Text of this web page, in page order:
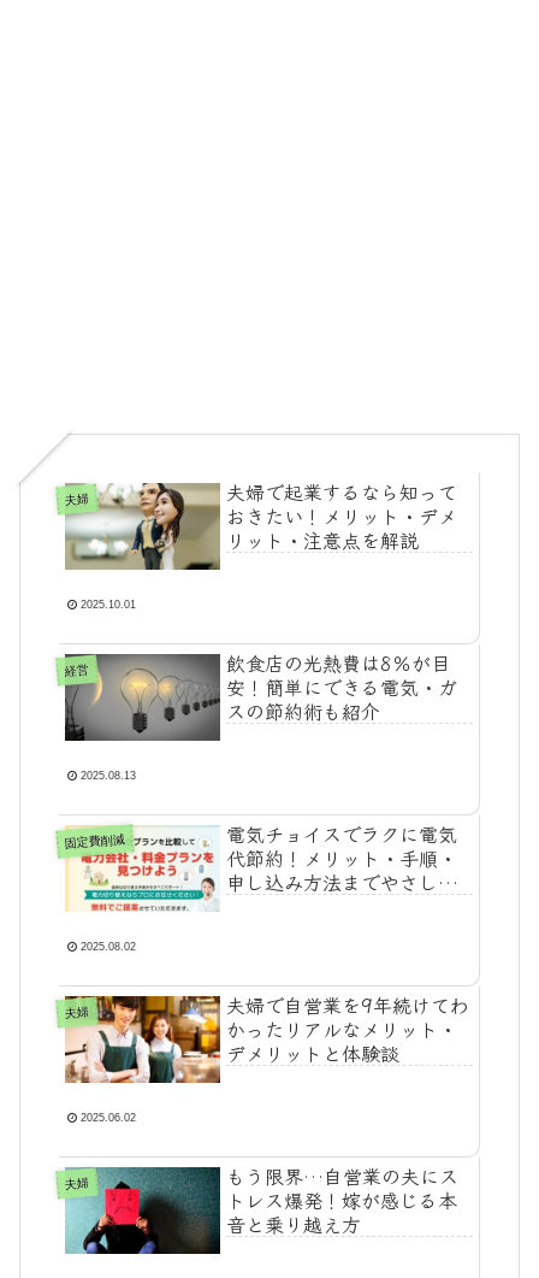
夫婦
夫婦で起業するなら知って
おきたい！メリット・デメ
リット・注意点を解説
2025.10.01
経営
飲食店の光熱費は8％が目
安！簡単にできる電気・ガ
スの節約術も紹介
2025.08.13
固定費削減
電気チョイスでラクに電気
代節約！メリット・手順・
申し込み方法までやさしく
2025.08.02
夫婦
夫婦で自営業を9年続けてわ
かったリアルなメリット・
デメリットと体験談
2025.06.02
夫婦
もう限界…自営業の夫にス
トレス爆発！嫁が感じる本
音と乗り越え方